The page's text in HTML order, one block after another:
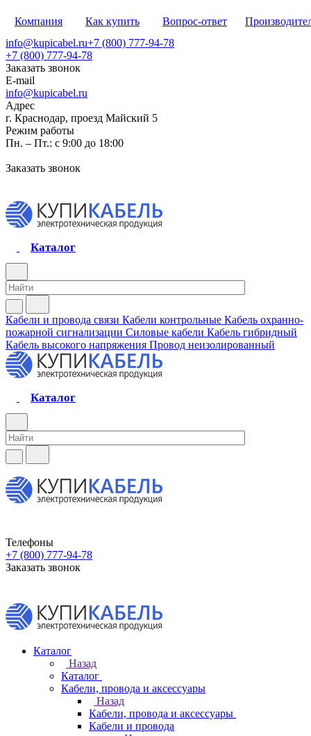
Компания Как купить Вопрос-ответ
info@kupicabel.ru+7 (800) 777-94-78
+7 (800) 777-94-78
Заказать звонок
E-mail
info@kupicabel.ru
Адрес
г. Краснодар, проезд Майский 5
Режим работы
Пн. – Пт.: с 9:00 до 18:00
Заказать звонок
Каталог
Кабели и провода связи Кабели контрольные Кабель охранно-
пожарной сигнализации Силовые кабели Кабель гибридный
Кабель высокого напряжения Провод неизолированный
Каталог
Телефоны
+7 (800) 777-94-78
Заказать звонок
Каталог
Назад
Каталог
Кабели, провода и аксессуары
Назад
Кабели, провода и аксессуары
Кабели и провода